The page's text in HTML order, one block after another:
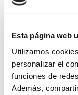
Esta página web
Utilizamos
personalizar el
funciones de
Además,